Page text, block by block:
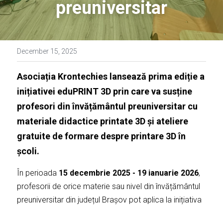
preuniversitar
December 15, 2025
Asociația Krontechies lansează prima ediție a
inițiativei eduPRINT 3D prin care va susține
profesori din învățământul preuniversitar cu
materiale didactice printate 3D și ateliere
gratuite de formare despre printare 3D în
școli.
În perioada 15 decembrie 2025 - 19 ianuarie 2026,
profesorii de orice materie sau nivel din învățământul
preuniversitar din județul Brașov pot aplica la inițiativa